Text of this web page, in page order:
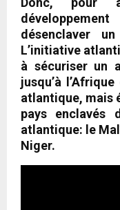
désenclaver
L’initiative
à sécuriser un
jusqu’à
atlantique, mais
pays enclavés
atlantique: le
Niger.